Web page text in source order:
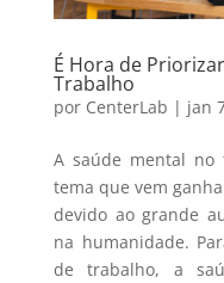
É Hora de
Trabalho
por CenterLab | jan
A saúde mental no
tema que vem
devido ao grande
na humanidade.
de trabalho, a